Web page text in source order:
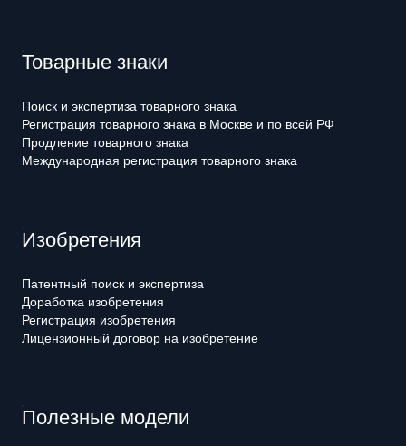
Товарные знаки
Поиск и экспертиза товарного знака
Регистрация товарного знака в Москве и по всей РФ
Продление товарного знака
Международная регистрация товарного знака
Изобретения
Патентный поиск и экспертиза
Доработка изобретения
Регистрация изобретения
Лицензионный договор на изобретение
Полезные модели